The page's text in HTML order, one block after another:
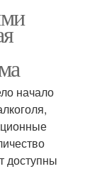
начало
доступны